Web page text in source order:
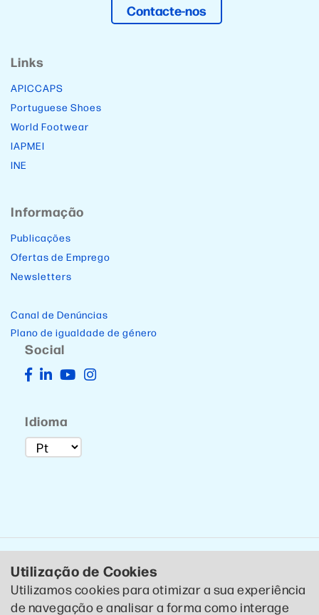
Contacte-nos
Links
APICCAPS
Portuguese Shoes
World Footwear
IAPMEI
INE
Informação
Publicações
Ofertas de Emprego
Newsletters
Canal de Denúncias
Plano de igualdade de género
Social
Idioma
Utilização de Cookies
Utilizamos cookies para otimizar a sua experiência
de navegação e analisar a forma como interage